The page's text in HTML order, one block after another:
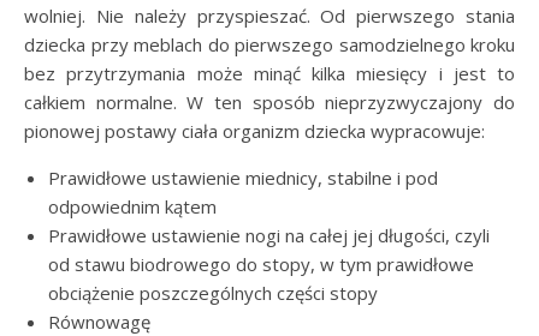
wolniej. Nie należy przyspieszać. Od pierwszego stania
dziecka przy meblach do pierwszego samodzielnego kroku
bez przytrzymania może minąć kilka miesięcy i jest to
całkiem normalne. W ten sposób nieprzyzwyczajony do
pionowej postawy ciała organizm dziecka wypracowuje:
Prawidłowe ustawienie miednicy, stabilne i pod
odpowiednim kątem
Prawidłowe ustawienie nogi na całej jej długości, czyli
od stawu biodrowego do stopy, w tym prawidłowe
obciążenie poszczególnych części stopy
Równowagę